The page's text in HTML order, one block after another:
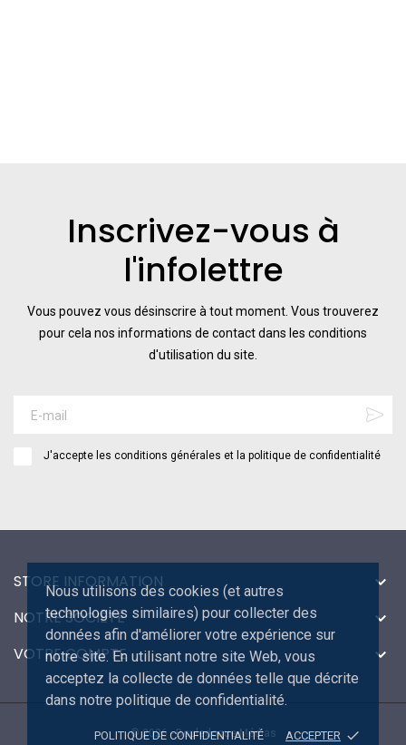
Nous utilisons des cookies (et autres
technologies similaires) pour collecter des
données afin d'améliorer votre expérience sur
notre site. En utilisant notre site Web, vous
acceptez la collecte de données telle que décrite
dans notre politique de confidentialité.
POLITIQUE DE CONFIDENTIALITÉ ACCEPTER done
Inscrivez-vous à
l'infolettre
Vous pouvez vous désinscrire à tout moment. Vous trouverez
pour cela nos informations de contact dans les conditions
d'utilisation du site.
J'accepte les conditions générales et la politique de confidentialité
STORE INFORMATION 
NOTRE SOCIÉTÉ 
VOTRE COMPTE 
© 2026 - Bouledogue Médias